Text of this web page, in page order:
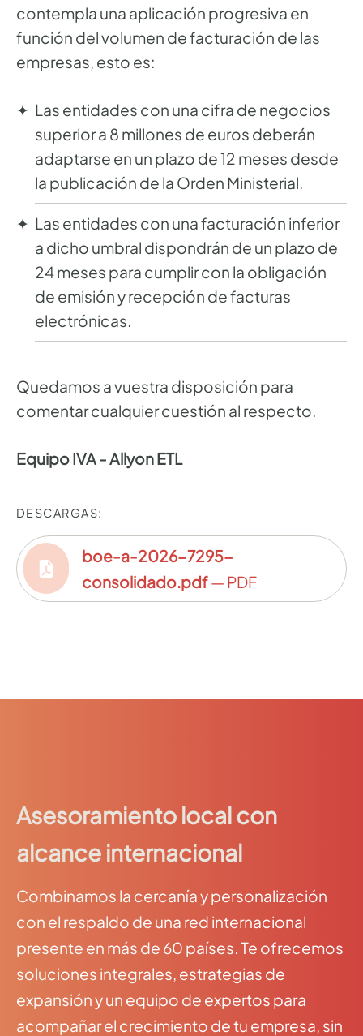
contempla una aplicación progresiva en
función del volumen de facturación de las
empresas, esto es:
Las entidades con una cifra de negocios
superior a 8 millones de euros deberán
adaptarse en un plazo de 12 meses desde
la publicación de la Orden Ministerial.
Las entidades con una facturación inferior
a dicho umbral dispondrán de un plazo de
24 meses para cumplir con la obligación
de emisión y recepción de facturas
electrónicas.
Quedamos a vuestra disposición para
comentar cualquier cuestión al respecto.
Equipo IVA - Allyon ETL
DESCARGAS:
boe-a-2026-7295-
consolidado.pdf— PDF
Asesoramiento local con
alcance internacional
Combinamos la cercanía y personalización
con el respaldo de una red internacional
presente en más de 60 países. Te ofrecemos
soluciones integrales, estrategias de
expansión y un equipo de expertos para
acompañar el crecimiento de tu empresa, sin